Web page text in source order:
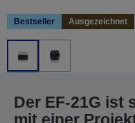
Bestseller Ausgezeichnet
Der EF-21G ist